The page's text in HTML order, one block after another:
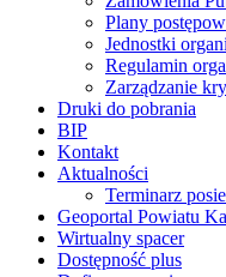
Plany
Jednostki
Regulamin
Zarządzanie
Druki do pobrania
BIP
Kontakt
Aktualności
Terminarz
Geoportal Powiatu
Wirtualny spacer
Dostępność plus